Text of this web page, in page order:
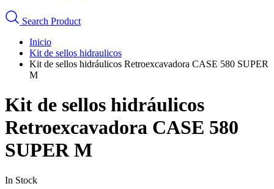
Search Product
Inicio
Kit de sellos hidraulicos
Kit de sellos hidráulicos Retroexcavadora CASE 580 SUPER
M
Kit de sellos hidráulicos
Retroexcavadora CASE 580
SUPER M
In Stock